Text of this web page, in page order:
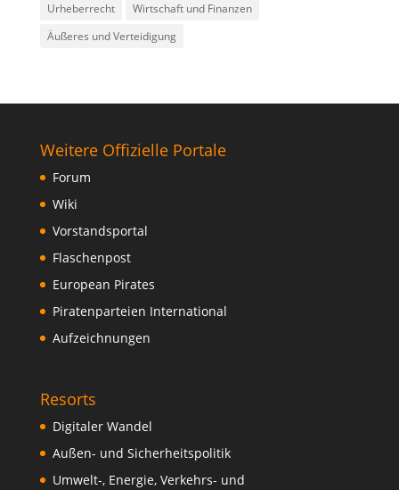
Urheberrecht
Wirtschaft und Finanzen
Äußeres und Verteidigung
Weitere Offizielle Portale
Forum
Wiki
Vorstandsportal
Flaschenpost
European Pirates
Piratenparteien International
Aufzeichnungen
Resorts
Digitaler Wandel
Außen- und Sicherheitspolitik
Umwelt-, Energie, Verkehrs- und